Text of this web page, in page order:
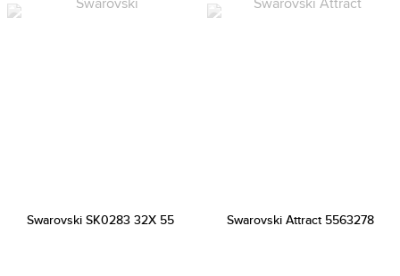
Swarovski SK0283 32X 55 Swarovski Attract 5563278